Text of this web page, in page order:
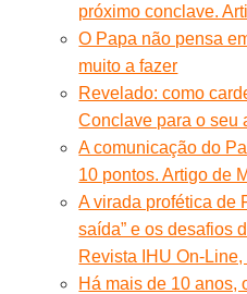
próximo conclave.
O Papa não pensa
muito a fazer
Revelado: como
Conclave para o seu
A comunicação do
10 pontos. Artigo de
A virada profética de
saída” e os desafios
Revista IHU On-Line,
Há mais de 10 anos,